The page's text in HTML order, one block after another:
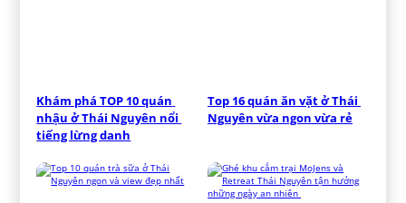
Khám phá TOP 10 quán
nhậu ở Thái Nguyên nổi
tiếng lừng danh
Top 16 quán ăn vặt ở Thái
Nguyên vừa ngon vừa rẻ